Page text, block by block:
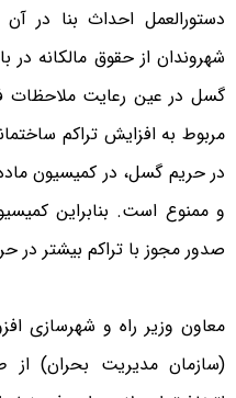
دستور‌العمل احداث بنا در
شهروندان از حقوق مالکانه
گسل در عین رعایت
مربوط به افزایش تراکم
صدور مجوز با تراکم بیشتر در
(سازمان مدیریت بحران) از